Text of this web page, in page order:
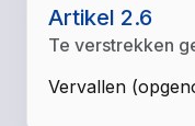
Artikel 2.6
Te verstrekken
Vervallen